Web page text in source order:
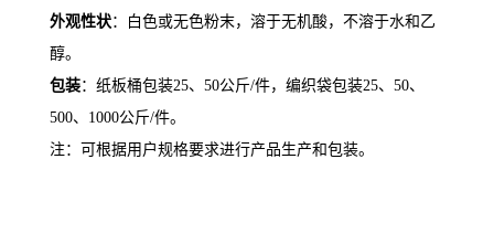
外观性状：白色或无色粉末，溶于无机酸，不溶于水和乙
醇。
包装：纸板桶包装25、 50公斤/件，编织袋包装25、 50、
500、 1000公斤/件。
注：可根据用户规格要求进行产品生产和包装。